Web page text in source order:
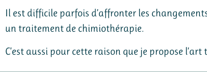
Il est difficile parfois d’affronter les
un traitement de chimiothérapie.
C’est aussi pour cette raison que je propose